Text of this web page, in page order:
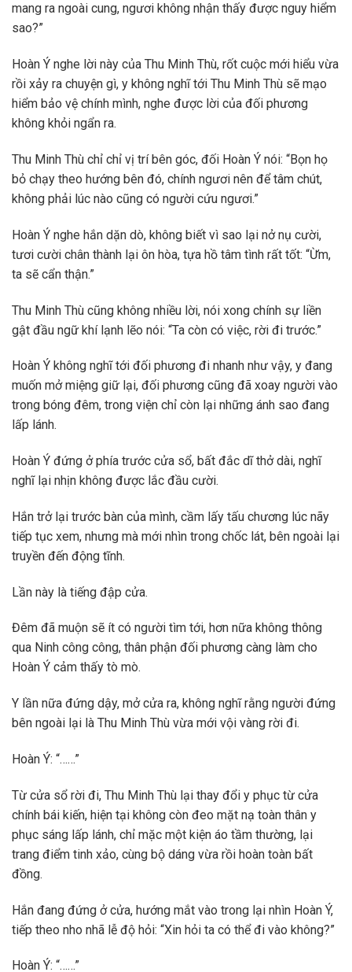
mang ra ngoài cung, ngươi không nhận thấy được nguy hiểm
sao?”
Hoàn Ý nghe lời này của Thu Minh Thù, rốt cuộc mới hiểu vừa
rồi xảy ra chuyện gì, y không nghĩ tới Thu Minh Thù sẽ mạo
hiểm bảo vệ chính mình, nghe được lời của đối phương
không khỏi ngẩn ra.
Thu Minh Thù chỉ chỉ vị trí bên góc, đối Hoàn Ý nói: “Bọn họ
bỏ chạy theo hướng bên đó, chính ngươi nên để tâm chút,
không phải lúc nào cũng có người cứu ngươi.”
Hoàn Ý nghe hắn dặn dò, không biết vì sao lại nở nụ cười,
tươi cười chân thành lại ôn hòa, tựa hồ tâm tình rất tốt: “Ừm,
ta sẽ cẩn thận.”
Thu Minh Thù cũng không nhiều lời, nói xong chính sự liền
gật đầu ngữ khí lạnh lẽo nói: “Ta còn có việc, rời đi trước.”
Hoàn Ý không nghĩ tới đối phương đi nhanh như vậy, y đang
muốn mở miệng giữ lại, đối phương cũng đã xoay người vào
trong bóng đêm, trong viện chỉ còn lại những ánh sao đang
lấp lánh.
Hoàn Ý đứng ở phía trước cửa sổ, bất đắc dĩ thở dài, nghĩ
nghĩ lại nhịn không được lắc đầu cười.
Hắn trở lại trước bàn của mình, cầm lấy tấu chương lúc nãy
tiếp tục xem, nhưng mà mới nhìn trong chốc lát, bên ngoài lại
truyền đến động tĩnh.
Lần này là tiếng đập cửa.
Đêm đã muộn sẽ ít có người tìm tới, hơn nữa không thông
qua Ninh công công, thân phận đối phương càng làm cho
Hoàn Ý cảm thấy tò mò.
Y lần nữa đứng dậy, mở cửa ra, không nghĩ rằng người đứng
bên ngoài lại là Thu Minh Thù vừa mới vội vàng rời đi.
Hoàn Ý: “……”
Từ cửa sổ rời đi, Thu Minh Thù lại thay đổi y phục từ cửa
chính bái kiến, hiện tại không còn đeo mặt nạ toàn thân y
phục sáng lấp lánh, chỉ mặc một kiện áo tầm thường, lại
trang điểm tinh xảo, cùng bộ dáng vừa rồi hoàn toàn bất
đồng.
Hắn đang đứng ở cửa, hướng mắt vào trong lại nhìn Hoàn Ý,
tiếp theo nho nhã lễ độ hỏi: “Xin hỏi ta có thể đi vào không?”
Hoàn Ý: “……”